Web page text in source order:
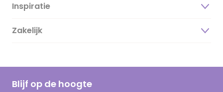
Over ons
Duurzaamheid
Hallmark Kaartclub
Inspiratie
Magazine
Cadeau inspiratie
Op kamp gedichten en versjes
Zakelijk
Blijf op de hoogte